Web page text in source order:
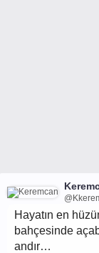
Hayatın en
bahçesinde
andır…